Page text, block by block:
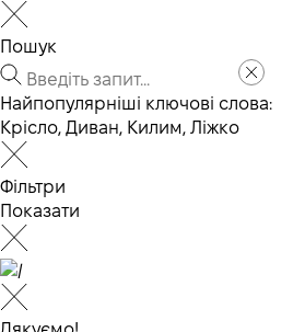
Пошук
Найпопулярніші ключові слова:
Крісло, Диван, Килим, Ліжко
Фільтри
Показати